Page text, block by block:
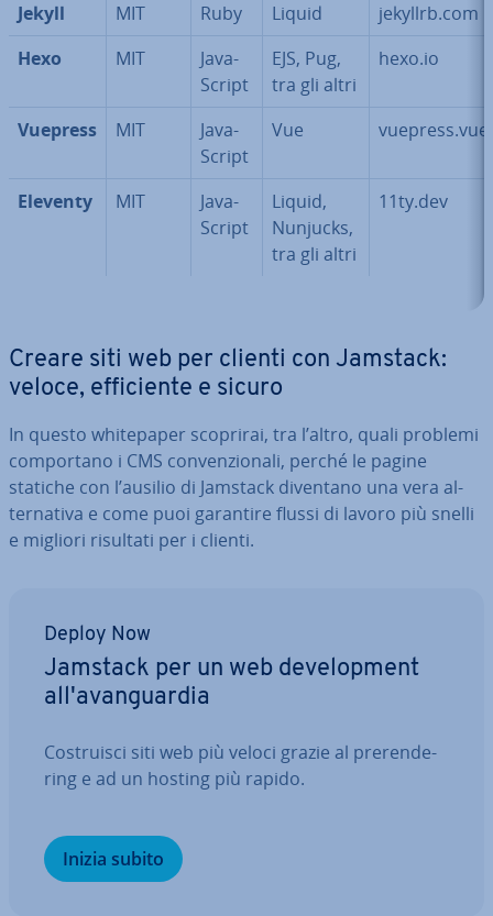
Jekyll MIT Ruby Liquid
jekyllrb.com
Hexo
MIT
Ja­va­
Script
EJS, Pug,
tra gli altri
hexo.io
Vuepress MIT
Ja­va­
Script
Vue
Eleventy MIT
Ja­va­
Script
Liquid,
Nunjucks,
tra gli altri
11ty.dev
Creare siti web per clienti con Jamstack:
veloce, ef­fi­cien­te e sicuro
In questo whi­te­pa­per scoprirai, tra l’altro, quali problemi
com­por­ta­no i CMS con­ven­zio­na­li, perché le pagine
statiche con l’ausilio di Jamstack diventano una vera al­
ter­na­ti­va e come puoi garantire flussi di lavoro più snelli
e migliori risultati per i clienti.
Deploy Now
Jamstack per un web de­ve­lo­p­ment
al­l'a­van­guar­dia
Co­strui­sci siti web più veloci grazie al pre­ren­de­
ring e ad un hosting più rapido.
Inizia subito